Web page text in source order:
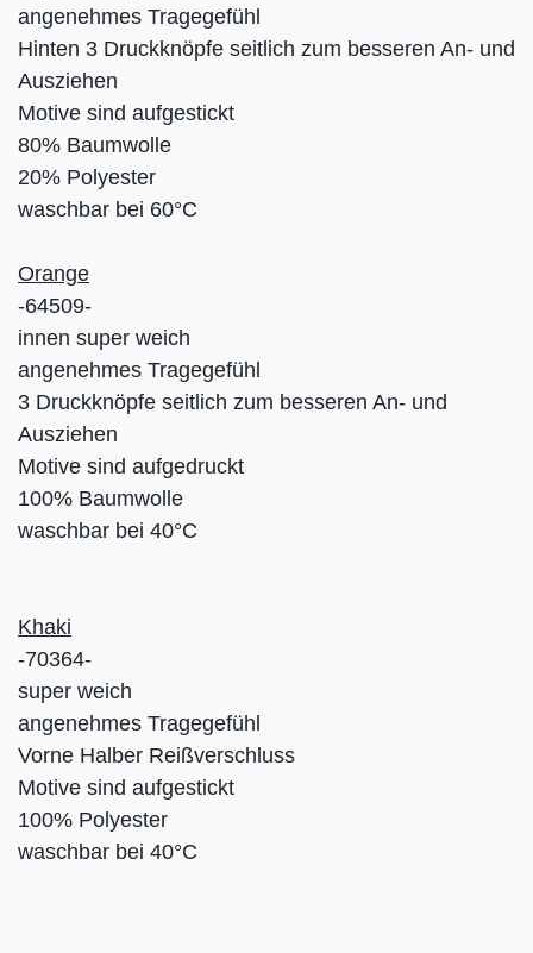
angenehmes Tragegefühl
Hinten 3 Druckknöpfe seitlich zum besseren An- und
Ausziehen
Motive sind aufgestickt
80% Baumwolle
20% Polyester
waschbar bei 60°C
Orange
-64509-
innen super weich
angenehmes Tragegefühl
3 Druckknöpfe seitlich zum besseren An- und
Ausziehen
Motive sind aufgedruckt
100% Baumwolle
waschbar bei 40°C
Khaki
-70364-
super weich
angenehmes Tragegefühl
Vorne Halber Reißverschluss
Motive sind aufgestickt
100% Polyester
waschbar bei 40°C